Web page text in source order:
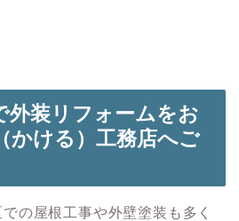
外装リフォームをお
かける）工務店へご
の屋根工事や外壁塗装も多く